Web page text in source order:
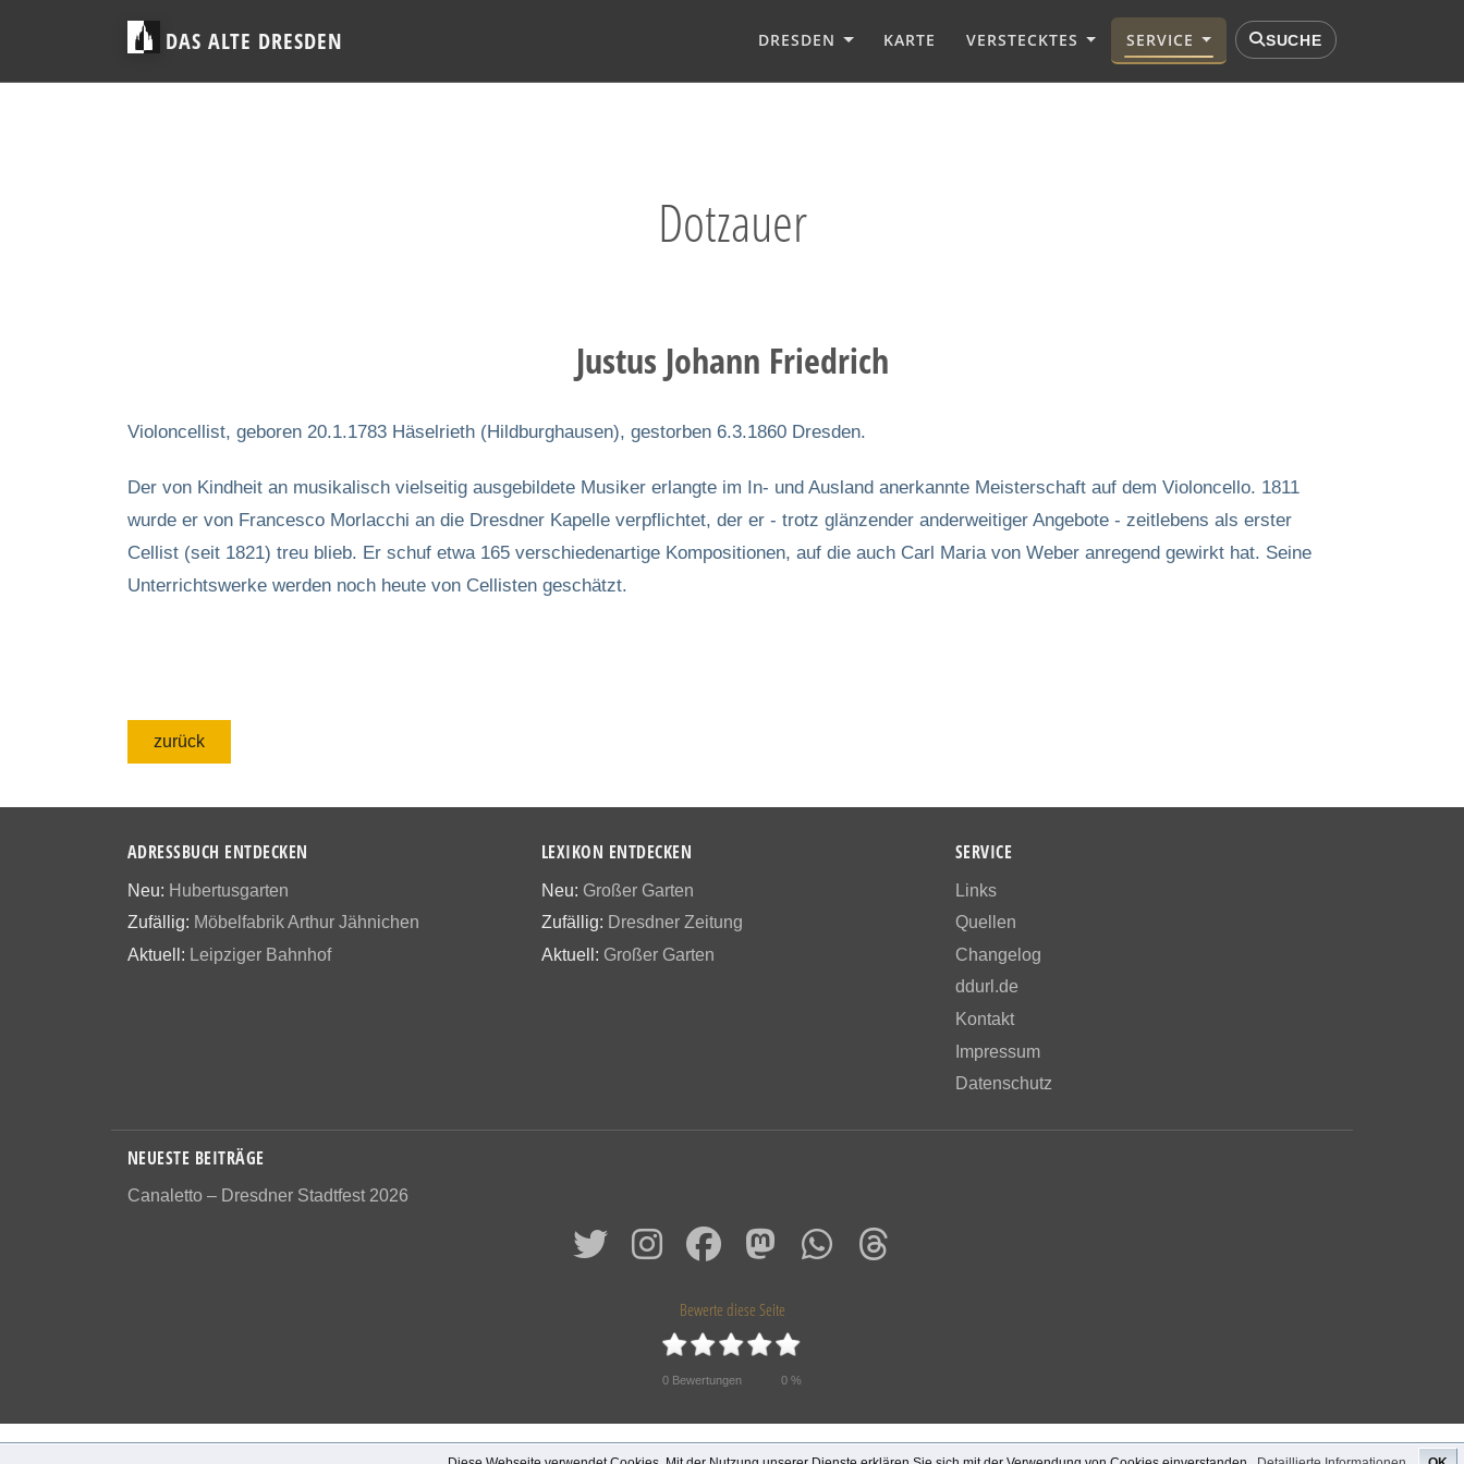
DAS ALTE DRESDEN DRESDEN KARTE VERSTECKTES SERVICE SUCHE
Dotzauer
Justus Johann Friedrich
Violoncellist, geboren 20.1.1783 Häselrieth (Hildburghausen), gestorben 6.3.1860 Dresden.
Der von Kindheit an musikalisch vielseitig ausgebildete Musiker erlangte im In- und Ausland anerkannte Meisterschaft auf dem Violoncello. 1811
wurde er von Francesco Morlacchi an die Dresdner Kapelle verpflichtet, der er - trotz glänzender anderweitiger Angebote - zeitlebens als erster
Cellist (seit 1821) treu blieb. Er schuf etwa 165 verschiedenartige Kompositionen, auf die auch Carl Maria von Weber anregend gewirkt hat. Seine
Unterrichtswerke werden noch heute von Cellisten geschätzt.
zurück
ADRESSBUCH ENTDECKEN
Neu: Hubertusgarten
Zufällig: Möbelfabrik Arthur Jähnichen
Aktuell: Leipziger Bahnhof
LEXIKON ENTDECKEN
Neu: Großer Garten
Zufällig: Dresdner Zeitung
Aktuell: Großer Garten
SERVICE
Links
Quellen
Changelog
ddurl.de
Kontakt
Impressum
Datenschutz
NEUESTE BEITRÄGE
Canaletto – Dresdner Stadtfest 2026
Bewerte diese Seite
0 Bewertungen 0 %